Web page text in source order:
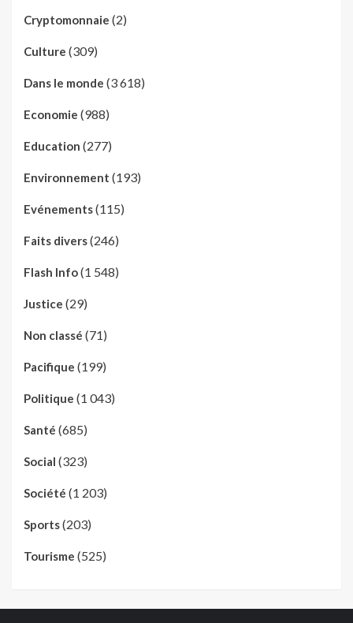
Cryptomonnaie (2)
Culture (309)
Dans le monde (3 618)
Economie (988)
Education (277)
Environnement (193)
Evénements(115)
Faits divers(246)
Flash Info(1 548)
Justice (29)
Non classé (71)
Pacifique (199)
Politique (1 043)
Santé (685)
Social (323)
Société (1 203)
Sports(203)
Tourisme (525)